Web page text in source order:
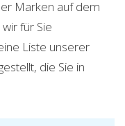
Marken auf dem
für Sie
Liste unserer
die Sie in